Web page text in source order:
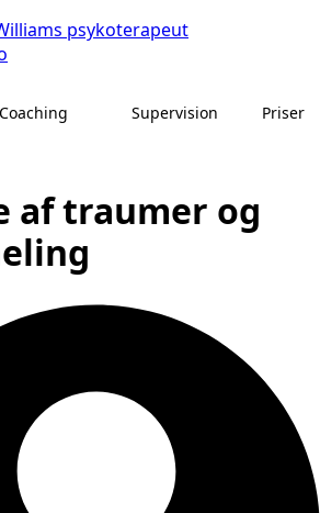
Coaching Supervision Priser
af traumer og